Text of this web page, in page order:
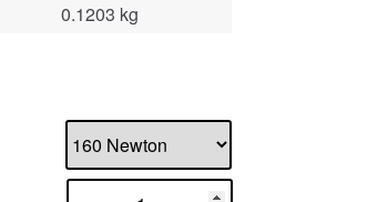
0.1203 kg